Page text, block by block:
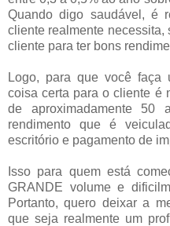
Quando digo saudável, é
cliente realmente necessita,
cliente para ter bons
Logo, para que você faça
coisa certa para o cliente é
de aproximadamente
rendimento que é
escritório e pagamento de
Isso para quem está
GRANDE volume e
Portanto, quero deixar a
que seja realmente um